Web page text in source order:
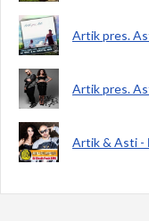
Artik pres.
Artik pres.
Artik & Asti -